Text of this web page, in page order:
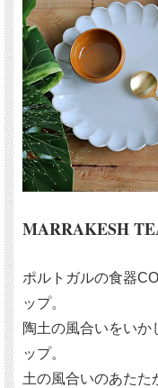
MARRAKESH
ポルトガルの食器
ップ。
陶土の風合いをいか
ップ。
土の風合いのあたた